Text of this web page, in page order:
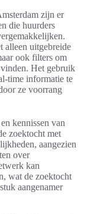
zijn er
die huurders
alleen uitgebreide
ook filters om
Het gebruik
time informatie te
ze voorrang
kennissen van
zoektocht met
aangezien
over
kan
wat de zoektocht
aangenamer